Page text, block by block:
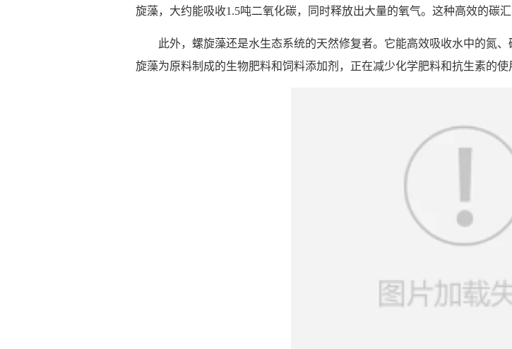
旋藻，大约能吸收1.5吨二氧化碳，同时释放出大量的氧气。这种高效的碳
此外，螺旋藻还是水生态系统的天然修复者。它能高效吸收水中的氮
旋藻为原料制成的生物肥料和饲料添加剂，正在减少化学肥料和抗生素的使